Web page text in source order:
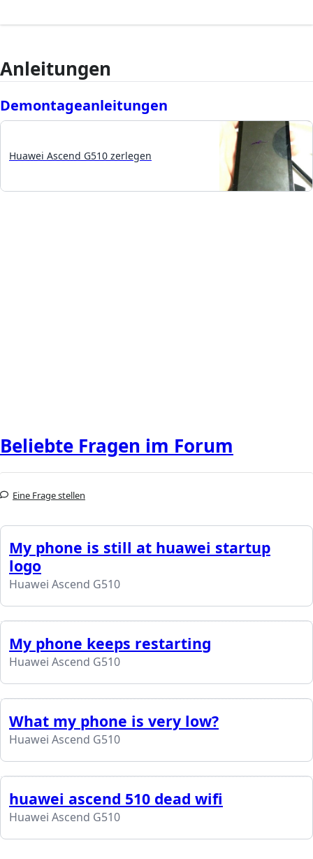
Anleitungen
Demontageanleitungen
Huawei Ascend G510 zerlegen
Beliebte Fragen im Forum
Eine Frage stellen
My phone is still at huawei startup
logo
Huawei Ascend G510
My phone keeps restarting
Huawei Ascend G510
What my phone is very low?
Huawei Ascend G510
huawei ascend 510 dead wifi
Huawei Ascend G510